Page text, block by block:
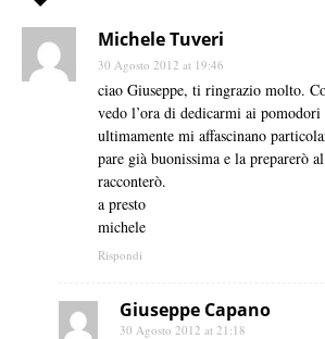
Michele Tuveri
30 Agosto 2012 at 19:46
ciao Giuseppe, ti ringrazio molto.
vedo l’ora di dedicarmi ai pomodori
ultimamente mi affascinano
pare già buonissima e la preparerò
racconterò.
a presto
michele
Rispondi
Giuseppe Capano
30 Agosto 2012 at 21:18